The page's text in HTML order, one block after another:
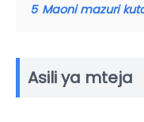
5 Maoni mazuri
Asili ya mteja